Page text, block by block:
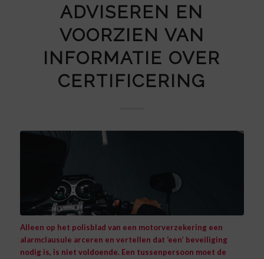
ADVISEREN EN
VOORZIEN VAN
INFORMATIE OVER
CERTIFICERING
Alleen op het polisblad van een motorverzekering een
alarmclausule arceren en vertellen dat ‘een’ beveiliging
nodig is, is niet voldoende. Een tussenpersoon moet de